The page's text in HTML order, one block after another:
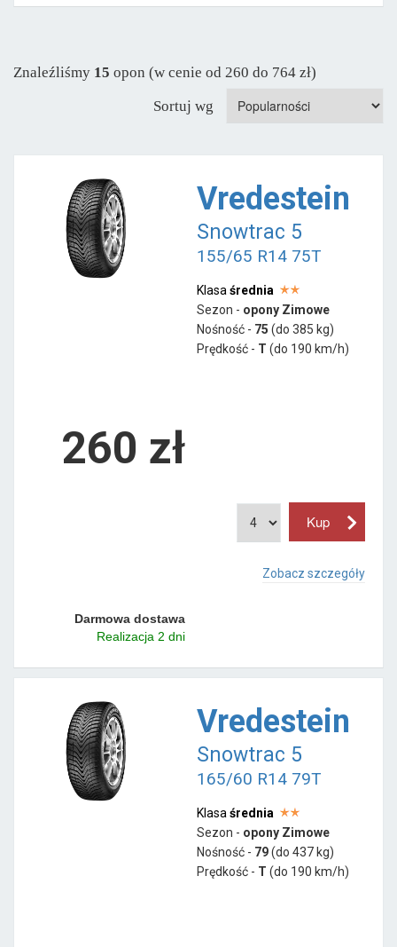
Znaleźliśmy 15 opon (w cenie od 260 do 764 zł)
Sortuj wg
Vredestein
Snowtrac 5
155/65 R14 75T
Klasa średnia
Sezon - opony Zimowe
Nośność - 75 (do 385 kg)
Prędkość - T (do 190 km/h)
260 zł
Zobacz szczegóły
Darmowa dostawa
Realizacja 2 dni
Vredestein
Snowtrac 5
165/60 R14 79T
Klasa średnia
Sezon - opony Zimowe
Nośność - 79(do 437 kg)
Prędkość - T (do 190 km/h)